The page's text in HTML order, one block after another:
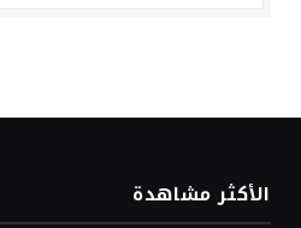
الأكثر مشاهدة